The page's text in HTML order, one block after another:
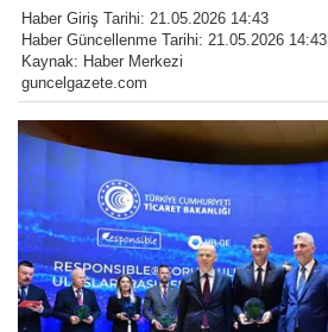
Haber Giriş Tarihi: 21.05.2026 14:43
Haber Güncellenme Tarihi: 21.05.2026 14:43
Kaynak: Haber Merkezi
guncelgazete.com